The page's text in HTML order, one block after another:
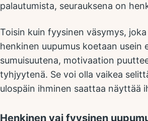
palautumista, seurauksena on
Toisin kuin fyysinen väsymys,
henkinen uupumus koetaan usein
sumuisuutena, motivaation
tyhjyytenä. Se voi olla vaikea
ulospäin ihminen saattaa näyttää
Henkinen vai fyysinen